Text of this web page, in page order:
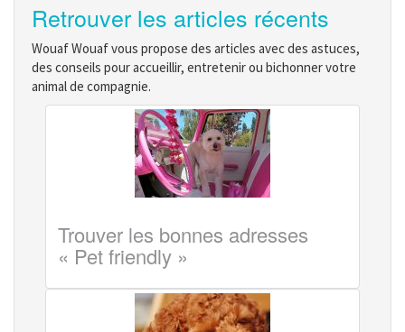
Retrouver les articles récents
Wouaf Wouaf vous propose des articles avec des astuces,
des conseils pour accueillir, entretenir ou bichonner votre
animal de compagnie.
Trouver les bonnes adresses
« Pet friendly »